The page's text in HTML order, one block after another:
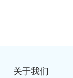
关于我们